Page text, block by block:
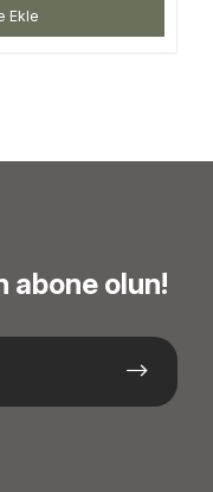
Ekle
abone olun!